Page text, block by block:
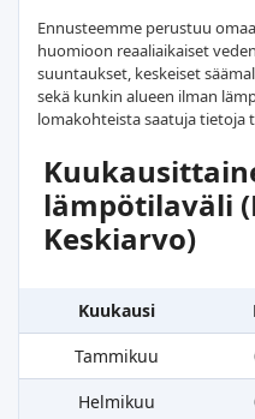
Ennusteemme perustuu
huomioon reaaliaikaiset
suuntaukset, keskeiset
sekä kunkin alueen ilman
lomakohteista saatuja tietoja
lämpötilaväli
Keskiarvo)
Kuukausi
Tammikuu
Helmikuu